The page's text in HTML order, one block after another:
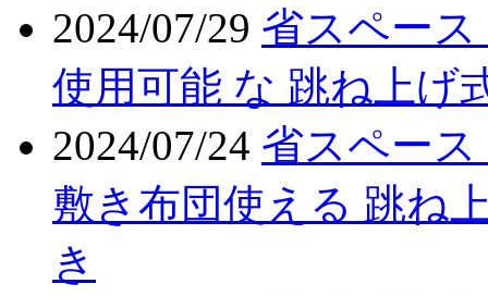
2024/07/29 省スペー
使用可能 な 跳ね上げ
2024/07/24 省スペー
敷き布団使える 跳ね
き